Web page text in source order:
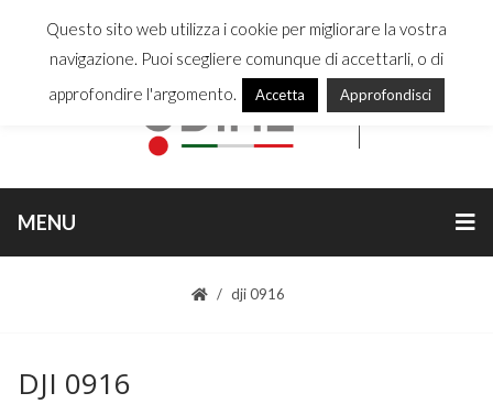
MENU
dji 0916
DJI 0916
Questo sito web utilizza i cookie per migliorare la vostra
navigazione. Puoi scegliere comunque di accettarli, o di
approfondire l'argomento.
Accetta Approfondisci